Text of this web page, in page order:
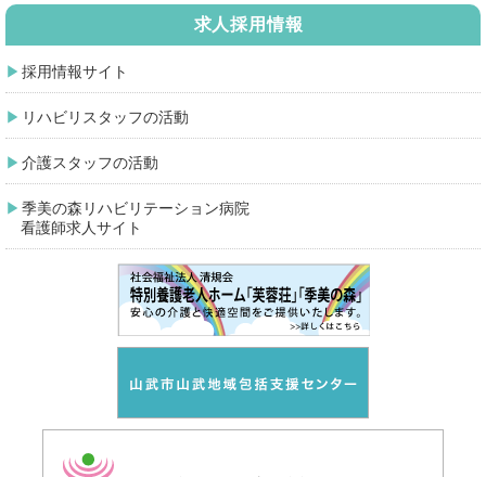
求人採用情報
採用情報サイト
リハビリスタッフの活動
介護スタッフの活動
季美の森リハビリテーション病院
看護師求人サイト